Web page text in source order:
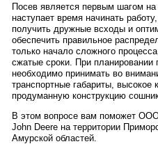
Посев является первым шагом
наступает время начинать
получить дружные всходы и
обеспечить правильное
только начало сложного
сжатые сроки. При планировании
необходимо принимать во
транспортные габариты, высокое
продуманную конструкцию
В этом вопросе вам поможет
John Deere на территории
Амурской областей.